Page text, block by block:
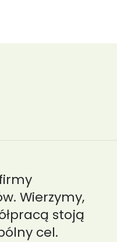
Wierzymy,
stoją
cel.